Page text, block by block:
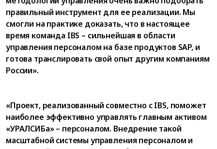
правильный инструмент для ее реализации. Мы
смогли на практике доказать, что в настоящее
время команда IBS – сильнейшая в области
управления персоналом на базе продуктов SAP, и
готова транслировать свой опыт другим компаниям
России».
«Проект, реализованный совместно с IBS, поможет
наиболее эффективно управлять главным активом
«УРАЛСИБа» – персоналом. Внедрение такой
масштабной системы управления персоналом и